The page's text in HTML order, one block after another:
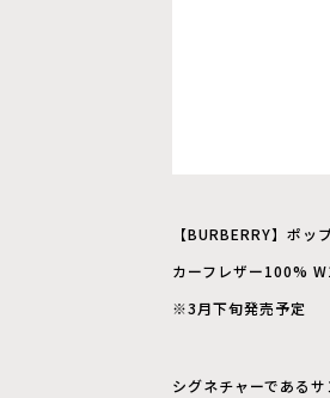
【BURBERRY】ポ
カーフレザー100%
※3月下旬発売予定
シグネチャーである